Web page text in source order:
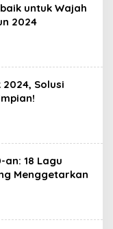
untuk Wajah
2024
Solusi
18 Lagu
Menggetarkan